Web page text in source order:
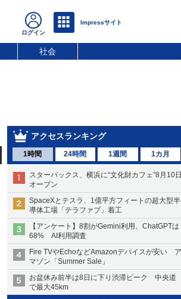
社会
アクセスランキング
1時間 24時間 1週間 1カ月
スターバックス、横浜に“文化財カフェ”8月10日
オープン
SpaceXとテスラ、1億平方フィートの超大型半
導体工場「テラファブ」着工
【アンケート】8割がGemini利用、ChatGPTは
68% AI利用調査
Fire TVやEchoなどAmazonデバイスが安い ア
マゾン「Summer Sale」
お盆休み前半は8日に下り渋滞ピーク 中央道
で最大45km